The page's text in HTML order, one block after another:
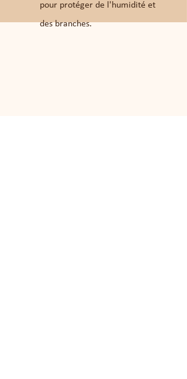
pour protéger de l'humidité et
des branches.